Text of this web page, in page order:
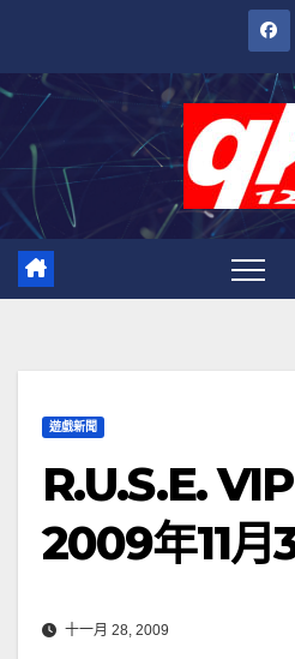
內
遊戲新聞
R.U.S.E.
2009年11月
十一月 28, 2009